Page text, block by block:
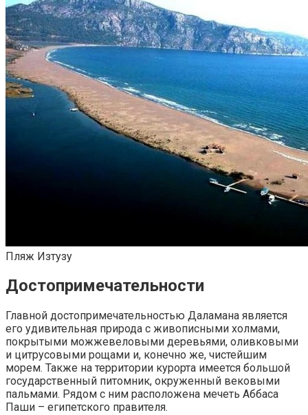
Пляж Изтузу
Достопримечательности
Главной достопримечательностью Даламана является
его удивительная природа с живописными холмами,
покрытыми можжевеловыми деревьями, оливковыми
и цитрусовыми рощами и, конечно же, чистейшим
морем. Также на территории курорта имеется большой
государственный питомник, окруженный вековыми
пальмами. Рядом с ним расположена мечеть Аббаса
Паши – египетского правителя.